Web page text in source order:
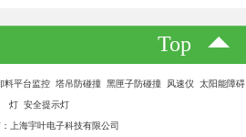
Top
料平台监控 塔吊防碰撞 黑匣子防碰撞 风速仪 太阳能障碍
灯 安全提示灯
上海宇叶电子科技有限公司